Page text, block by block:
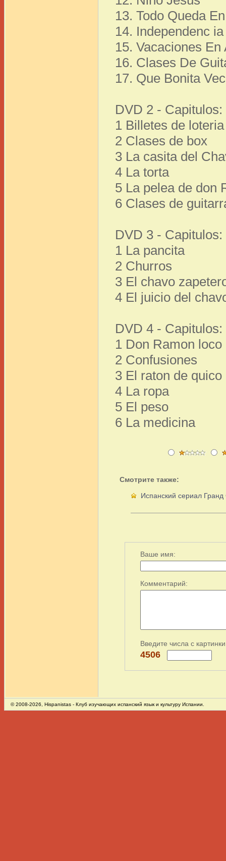
13. Todo Queda
14. Independenc
15. Vacaciones En
16. Clases De
17. Que Bonita
DVD 2 - Capitulos:
1 Billetes de loteria
2 Clases de box
3 La casita del
4 La torta
5 La pelea de don
6 Clases de
DVD 3 - Capitulos:
1 La pancita
2 Churros
3 El chavo
4 El juicio del
DVD 4 - Capitulos:
1 Don Ramon loco
2 Confusiones
3 El raton de quico
4 La ropa
5 El peso
6 La medicina
Смотрите также:
Испанский сериал
Ваше имя:
Комментарий:
Введите числа с
4506
© 2008-2026, Hispanistas - Клуб изучающих испанский язык и культуру Испании.